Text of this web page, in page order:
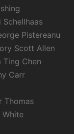
Schellhaas
Pistereanu
Scott Allen
Ting Chen
Carr
Thomas
White